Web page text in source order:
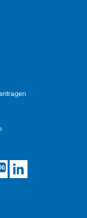
zum
EWS
Blog LinkedIn